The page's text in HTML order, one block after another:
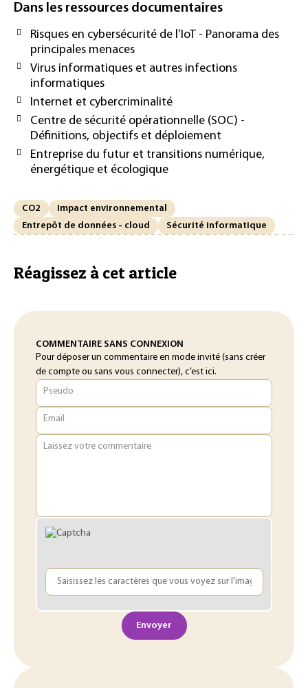
Dans les ressources documentaires
Risques en cybersécurité de l’IoT - Panorama des
principales menaces
Virus informatiques et autres infections
informatiques
Internet et cybercriminalité
Centre de sécurité opérationnelle (SOC) -
Définitions, objectifs et déploiement
Entreprise du futur et transitions numérique,
énergétique et écologique
CO2
Impact environnemental
Entrepôt de données - cloud
Sécurité informatique
Réagissez à cet article
COMMENTAIRE SANS CONNEXION
Pour déposer un commentaire en mode invité (sans créer
de compte ou sans vous connecter), c’est ici.
Pseudo
Email
Laissez votre commentaire
Envoyer